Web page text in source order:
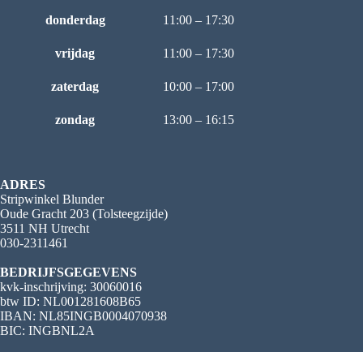
donderdag 11:00 – 17:30
vrijdag 11:00 – 17:30
zaterdag 10:00 – 17:00
zondag 13:00 – 16:15
ADRES
Stripwinkel Blunder
Oude Gracht 203 (Tolsteegzijde)
3511 NH Utrecht
030-2311461
BEDRIJFSGEGEVENS
kvk-inschrijving: 30060016
btw ID: NL001281608B65
IBAN: NL85INGB0004070938
BIC: INGBNL2A